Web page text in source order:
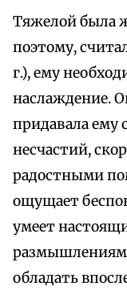
Тяжелой была
поэтому,
г.), ему
наслаждение.
придавала ему
несчастий,
радостными
ощущает
умеет
обладать